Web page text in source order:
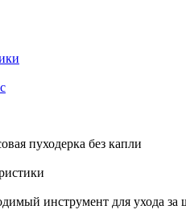
пуходерка без капли
инструмент для ухода